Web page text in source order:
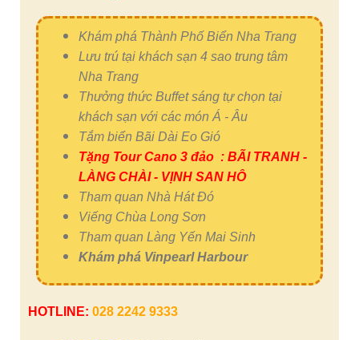
Khám phá Thành Phố Biển Nha Trang
Lưu trú tại khách sạn 4 sao trung tâm
Nha Trang
Thưởng thức Buffet sáng tự chọn tại
khách sạn với các món Á - Âu
Tắm biển Bãi Dài Eo Gió
Tặng Tour Cano 3 đảo : BÃI TRANH -
LÀNG CHÀI - VỊNH SAN HÔ
Tham quan Nhà Hát Đó
Viếng Chùa Long Sơn
Tham quan Làng Yến Mai Sinh
Khám phá Vinpearl Harbour
HOTLINE: 028 2242 9333